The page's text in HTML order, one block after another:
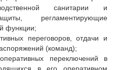
санитарии и
регламентирующие
функции;
переговоров, отдачи и
(команд);
переключений в
в его оперативном